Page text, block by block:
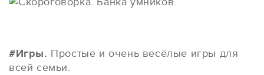
#Игры. Простые и очень весёлые игры для
всей семьи.